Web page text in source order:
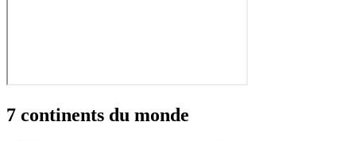
7 continents du monde